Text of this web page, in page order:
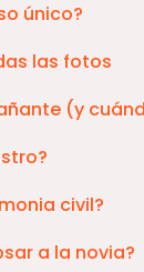
único?
las fotos
(y
civil?
a la novia?